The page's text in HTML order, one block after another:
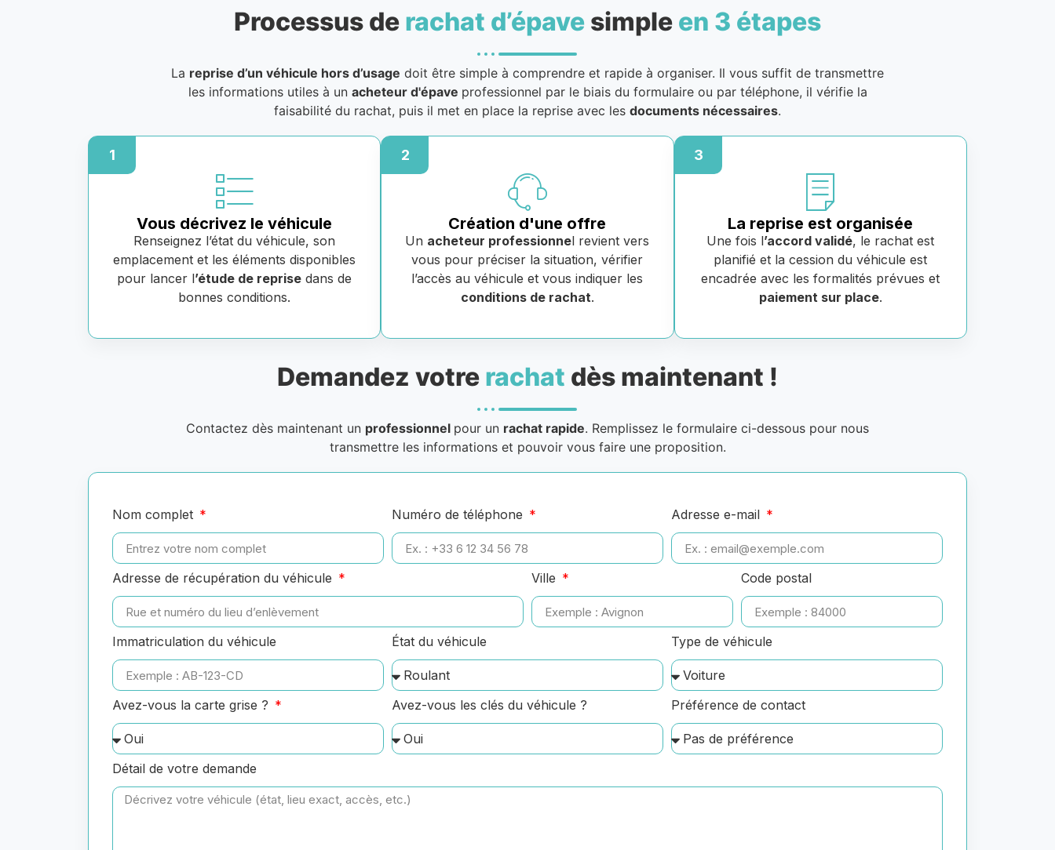
Processus de rachat d’épave simple en 3 étapes
La reprise d’un véhicule hors d’usage doit être simple à comprendre et rapide à organiser. Il vous suffit de transmettre
les informations utiles à un acheteur d'épave professionnel par le biais du formulaire ou par téléphone, il vérifie la
faisabilité du rachat, puis il met en place la reprise avec les documents nécessaires.
1
Vous décrivez le véhicule
Renseignez l’état du véhicule, son
emplacement et les éléments disponibles
pour lancer l’étude de reprise dans de
bonnes conditions.
2
Création d'une offre
Un acheteur professionnel revient vers
vous pour préciser la situation, vérifier
l’accès au véhicule et vous indiquer les
conditions de rachat.
3
La reprise est organisée
Une fois l’accord validé, le rachat est
planifié et la cession du véhicule est
encadrée avec les formalités prévues et
paiement sur place.
Demandez votre rachat dès maintenant !
Contactez dès maintenant un professionnel pour un rachat rapide. Remplissez le formulaire ci-dessous pour nous
transmettre les informations et pouvoir vous faire une proposition.
Nom complet Numéro de téléphone Adresse e-mail
Adresse de récupération du véhicule Ville Code postal
Immatriculation du véhicule État du véhicule Type de véhicule
Avez-vous la carte grise ? Avez-vous les clés du véhicule ? Préférence de contact
Détail de votre demande